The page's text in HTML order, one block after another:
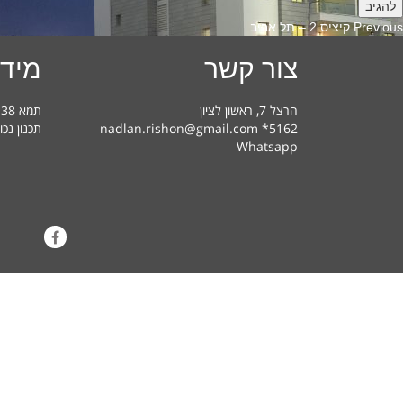
Previous
Previous
קיציס 2 – תל אביב
תמא 38 בראשון לציון – מדריך למשתמש
תכנון
צור קשר
הרצל 7, ראשון לציון
nadlan.rishon@gmail.com *5162
Whatsapp